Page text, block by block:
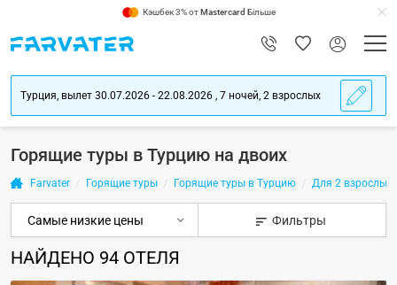
Кэшбек 3% отMastercard Більше
Турция, вылет 30.07.2026 - 22.08.2026 , 7 ночей, 2 взрослых
Горящие туры в Турцию на двоих
Farvater Горящие туры Горящие туры в Турцию Для 2 взрослых
Фильтры
НАЙДЕНО 94 ОТЕЛЯ